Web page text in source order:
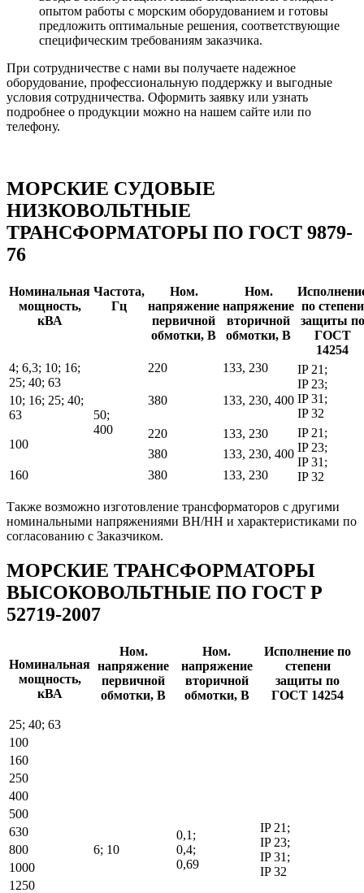
опытом работы с морским оборудованием и готовы
предложить оптимальные решения, соответствующие
специфическим требованиям заказчика.
При сотрудничестве с нами вы получаете надежное
оборудование, профессиональную поддержку и выгодные
условия сотрудничества. Оформить заявку или узнать
подробнее о продукции можно на нашем сайте или по
телефону.
МОРСКИЕ СУДОВЫЕ
НИЗКОВОЛЬТНЫЕ
ТРАНСФОРМАТОРЫ ПО ГОСТ 9879-
76
Номинальная
мощность,
кВА
Частота,
Гц
Ном.
напряжение
первичной
обмотки, В
Ном.
напряжение
вторичной
обмотки, В
по степени
защиты по
ГОСТ
14254
4; 6,3; 10; 16;
25; 40; 63
50;
400
220 133, 230
IP 21;
IP 23;
IP 31;
IP 32
380 133, 230, 400
10; 16; 25; 40;
63
100
220 133, 230
IP 21;
IP 23;
IP 31;
IP 32
380
133, 230, 400
160
380 133, 230
Также возможно изготовление трансформаторов с другими
номинальными напряжениями ВН/НН и характеристиками по
согласованию с Заказчиком.
МОРСКИЕ ТРАНСФОРМАТОРЫ
ВЫСОКОВОЛЬТНЫЕ ПО ГОСТ Р
52719-2007
Номинальная
мощность,
кВА
Ном.
напряжение
первичной
обмотки, В
Ном.
напряжение
вторичной
обмотки, В
Исполнение по
степени
защиты по
ГОСТ 14254
25; 40; 63
6; 10
0,1;
0,4;
0,69
IP 21;
IP 23;
IP 31;
IP 32
100
160
250
400
500
630
800
1000
1250